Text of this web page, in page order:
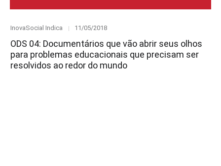
Category
InovaSocial Indica
Posted
11/05/2018
ODS 04: Documentários que vão abrir seus olhos
para problemas educacionais que precisam ser
resolvidos ao redor do mundo